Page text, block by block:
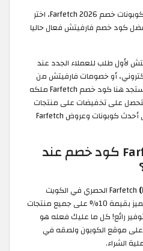
توفر هذه الصفحة أقوى أكواد وكوبونات خصم Farfetch 2026، اختر
كود خصم فارفيتش فعال حاليا
لأول طلب للعملاء الجدد عند
أو خصومات فارفيتش من
مشاهير ومؤثرين معروفين مثلا ستجد هنا كود خصم Farfetch ملكه
على تخفيضات على منتجات
مختارة. تابع موقعنا للحصول على أحدث كوبونات وعروض Farfetch
كيف استخدم Farfetch كود خصم عند
الحصري في الكويت
لتتمكن من الحصول على خصم مميز بقيمة 10% على جميع منتجات
رائع! كل ما عليك فعله هو
على موقع الكوبون ولصقه في
الشراء.